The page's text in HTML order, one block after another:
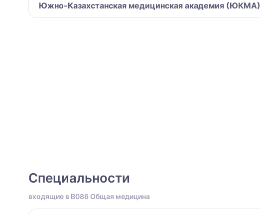
Южно-Казахстанская медицинская академия (ЮКМА)
Специальности
входящие в B086 Общая медицина